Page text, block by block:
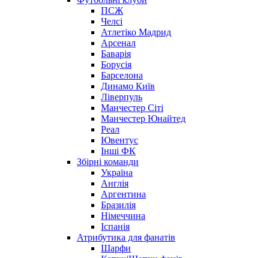
ПСЖ
Челсі
Атлетіко Мадрид
Арсенал
Баварія
Борусія
Барселона
Динамо Київ
Ліверпуль
Манчестер Сіті
Манчестер Юнайтед
Реал
Ювентус
Інші ФК
Збірні команди
Україна
Англія
Аргентина
Бразилія
Німеччина
Іспанія
Атрибутика для фанатів
Шарфи